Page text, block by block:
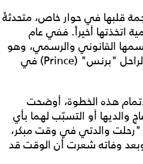
قلبها في حوار خاص، متحدثةً
اتخذتها أخيراً. ففي عام
اسمها القانوني والرسمي، وهو
الاسم الذي منحها إياه النجم الراحل "برنس" (Prince) في
هذه الخطوة، أوضحت
والديها أو التسبّب لهما بأي
"رحلت والدتي في وقت مبكر،
وفاته شعرت أن الوقت قد